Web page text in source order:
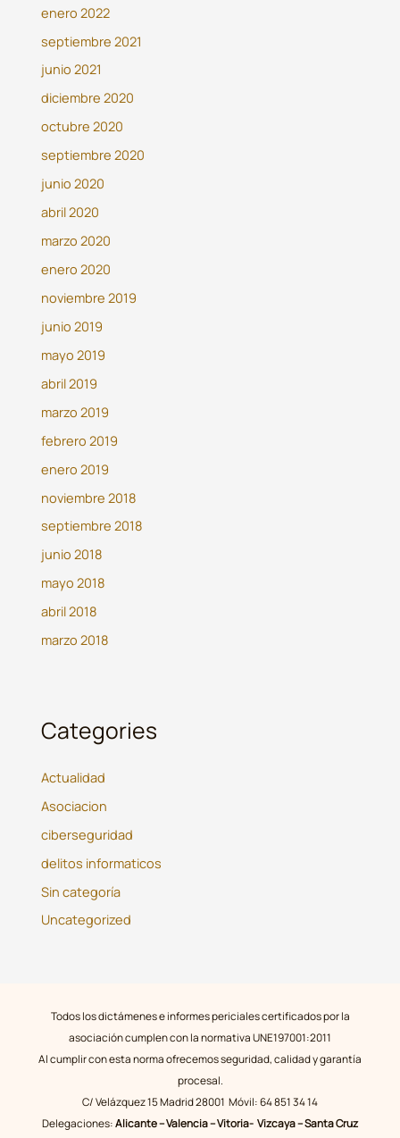
enero 2022
septiembre 2021
junio 2021
diciembre 2020
octubre 2020
septiembre 2020
junio 2020
abril 2020
marzo 2020
enero 2020
noviembre 2019
junio 2019
mayo 2019
abril 2019
marzo 2019
febrero 2019
enero 2019
noviembre 2018
septiembre 2018
junio 2018
mayo 2018
abril 2018
marzo 2018
Categories
Actualidad
Asociacion
ciberseguridad
delitos informaticos
Sin categoría
Uncategorized
Todos los dictámenes e informes periciales certificados por la
asociación cumplen con la normativa UNE197001:2011
Al cumplir con esta norma ofrecemos seguridad, calidad y garantía
procesal.
C/ Velázquez 15 Madrid 28001 Móvil: 64 851 34 14
Delegaciones:Alicante – Valencia – Vitoria- Vizcaya – Santa Cruz